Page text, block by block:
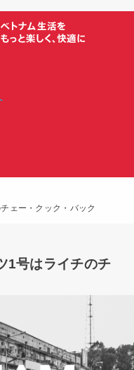
ェー・クック・バック
1号はライチのチ